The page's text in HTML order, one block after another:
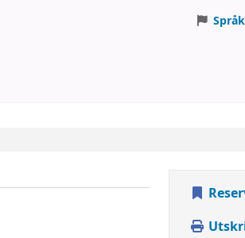
Språk